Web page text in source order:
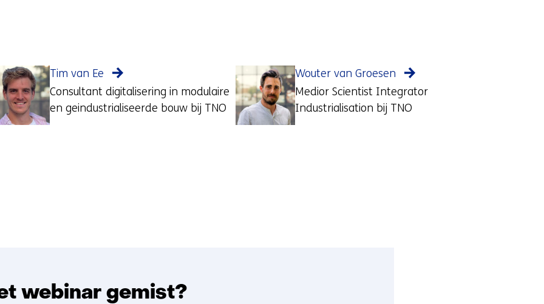
Tim van Ee
Consultant digitalisering in modulaire
en geindustrialiseerde bouw bij TNO
Wouter van Groesen
Medior Scientist Integrator
Industrialisation bij TNO
webinar gemist?